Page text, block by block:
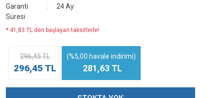
Garanti
Süresi
24 Ay
* 41,83 TL den başlayan taksitlerle!
296,45 TL
296,45 TL
(%5,00 havale indirimi)
281,63 TL